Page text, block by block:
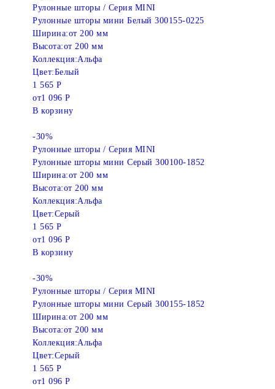
Рулонные шторы / Серия MINI
Рулонные шторы мини Белый 300155-0225
Ширина:от 200 мм
Высота:от 200 мм
Коллекция:Альфа
Цвет:Белый
1 565 Р
от1 096 Р
В корзину
-30%
Рулонные шторы / Серия MINI
Рулонные шторы мини Серый 300100-1852
Ширина:от 200 мм
Высота:от 200 мм
Коллекция:Альфа
Цвет:Серый
1 565 Р
от1 096 Р
В корзину
-30%
Рулонные шторы / Серия MINI
Рулонные шторы мини Серый 300155-1852
Ширина:от 200 мм
Высота:от 200 мм
Коллекция:Альфа
Цвет:Серый
1 565 Р
от1 096 Р